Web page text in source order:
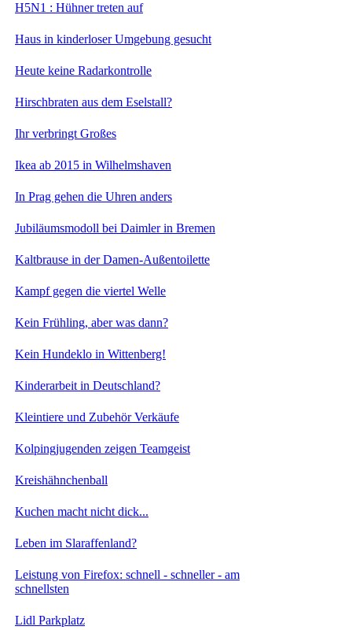
H5N1 : Hühner treten auf
Haus in kinderloser Umgebung gesucht
Heute keine Radarkontrolle
Hirschbraten aus dem Eselstall?
Ihr verbringt Großes
Ikea ab 2015 in Wilhelmshaven
In Prag gehen die Uhren anders
Jubiläumsmodoll bei Daimler in Bremen
Kaltbrause in der Damen-Außentoilette
Kampf gegen die viertel Welle
Kein Frühling, aber was dann?
Kein Hundeklo in Wittenberg!
Kinderarbeit in Deutschland?
Kleintiere und Zubehör Verkäufe
Kolpingjugenden zeigen Teamgeist
Kreishähnchenball
Kuchen macht nicht dick...
Leben im Slaraffenland?
Leistung von Firefox: schnell - schneller - am
schnellsten
Lidl Parkplatz